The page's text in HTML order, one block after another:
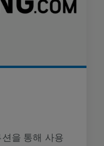
을 통해 사용